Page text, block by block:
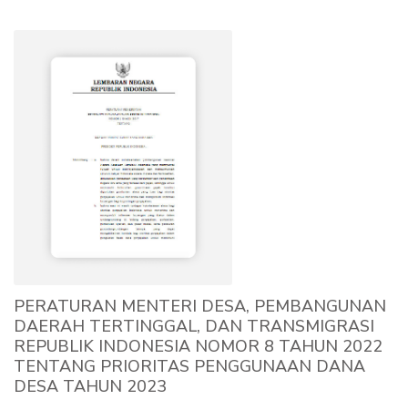
PERATURAN MENTERI DESA, PEMBANGUNAN
DAERAH TERTINGGAL, DAN TRANSMIGRASI
REPUBLIK INDONESIA NOMOR 8 TAHUN 2022
TENTANG PRIORITAS PENGGUNAAN DANA
DESA TAHUN 2023